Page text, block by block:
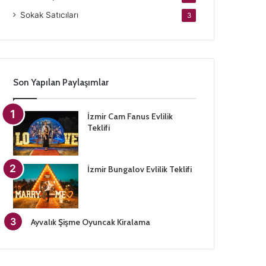
Sokak Satıcıları 3
Son Yapılan Paylaşımlar
İzmir Cam Fanus Evlilik
Teklifi
İzmir Bungalov Evlilik Teklifi
Ayvalık Şişme Oyuncak Kiralama